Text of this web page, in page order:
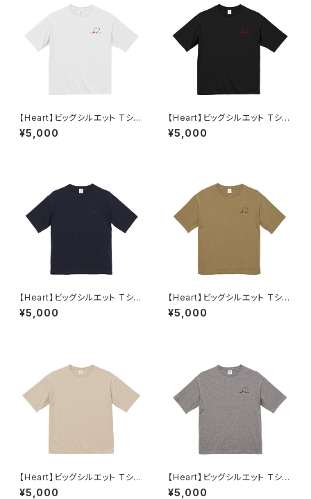
【Heart】ビッグシルエット Tシャ
ツ（ホワイト）
¥5,000
【Heart】ビッグシルエット Tシャ
ツ（ブラック）
¥5,000
【Heart】ビッグシルエット Tシャ
ツ（ネイビー）
¥5,000
【Heart】ビッグシルエット Tシャ
ツ（サンドカーキ）
¥5,000
【Heart】ビッグシルエット Tシャ
ツ（サンドベージュ）
¥5,000
【Heart】ビッグシルエット Tシャ
ツ（ミックスグレー）
¥5,000